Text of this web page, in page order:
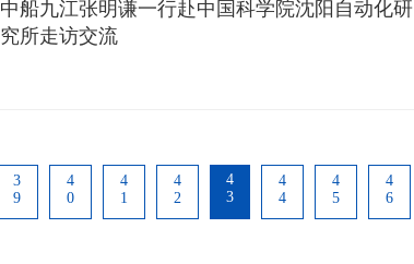
中船九江张明谦一行赴中国科学院沈阳自动化研
究所走访交流
3
9
4
0
4
1
4
2
4
3
4
4
4
5
4
6